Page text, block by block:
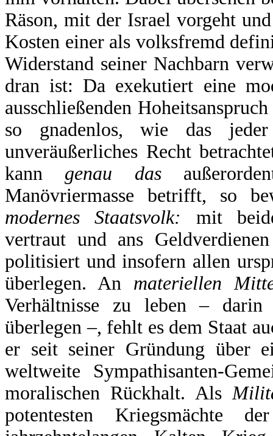
Räson, mit der Israel vorgeht
Kosten einer als volksfremd
Widerstand seiner Nachbarn
dran ist: Da exekutiert eine
ausschließenden
so gnadenlos, wie das
unveräußerliches Recht
kann genau das
Manövriermasse betrifft, so
modernes Staatsvolk: mit
vertraut und ans
politisiert und insofern allen
überlegen. An materiellen
Verhältnisse zu leben – darin
überlegen –, fehlt es dem Staat
er seit seiner Gründung über
weltweite Sympathisanten-
moralischen Rückhalt. Als
potentesten Kriegsmächte